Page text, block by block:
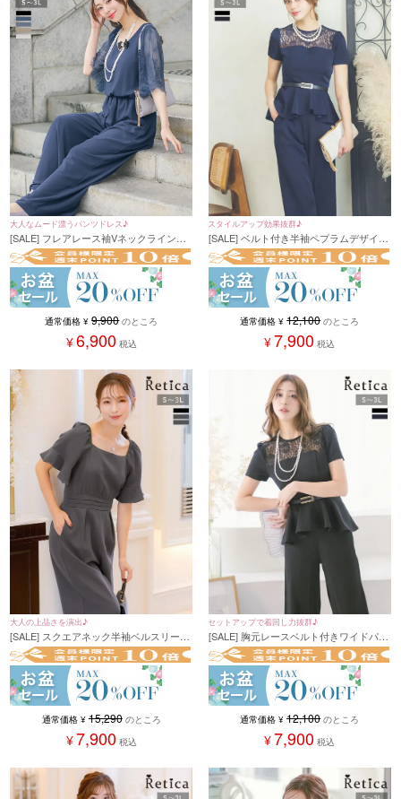
大人なムード漂うパンツドレス♪
[SALE] フレアレース袖Vネックラインワ
イドパンツプチプラパーティードレス (S
サイズ～3Lサイズ)
通常価格 ¥ 9,900 のところ
¥6,900 税込
スタイルアップ効果抜群♪
[SALE] ベルト付き半袖ペプラムデザイン
セットアップパンツパーティードレス (S
サイズ～3Lサイズ)
通常価格 ¥ 12,100 のところ
¥7,900 税込
大人の上品さを演出♪
[SALE] スクエアネック半袖ベルスリーブ
ウエストマークワイドパンツドレス 結婚
式 二次会 (Sサイズ～3Lサイズ)
通常価格 ¥ 15,290 のところ
¥7,900 税込
セットアップで着回し力抜群♪
[SALE] 胸元レースベルト付きワイドパン
ツセパレートパーティードレス (Sサイズ
～XXLサイズ)
通常価格 ¥ 12,100 のところ
¥7,900 税込